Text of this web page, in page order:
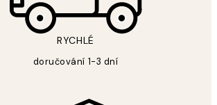
RYCHLÉ
doručování 1-3 dní